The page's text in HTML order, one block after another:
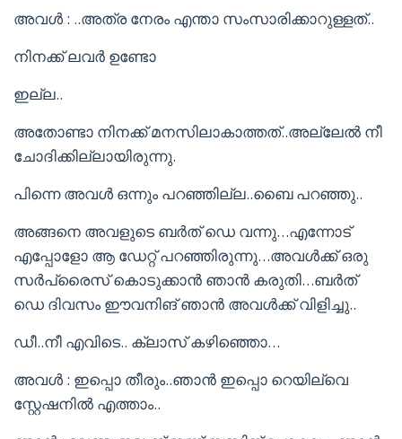
അവൾ : ..അത്ര നേരം എന്താ സംസാരിക്കാറുള്ളത്..
നിനക്ക് ലവർ ഉണ്ടോ
ഇല്ല..
അതോണ്ടാ നിനക്ക് മനസിലാകാത്തത്..അല്ലേൽ നീ
ചോദിക്കില്ലായിരുന്നു.
പിന്നെ അവൾ ഒന്നും പറഞ്ഞില്ല..ബൈ പറഞ്ഞു..
അങ്ങനെ അവളുടെ ബർത് ഡെ വന്നു…എന്നോട്
എപ്പോളോ ആ ഡേറ്റ് പറഞ്ഞിരുന്നു…അവൾക്ക് ഒരു
സർപ്രൈസ് കൊടുക്കാൻ ഞാൻ കരുതി…ബർത്
ഡെ ദിവസം ഈവനിങ് ഞാൻ അവൾക്ക് വിളിച്ചു..
ഡീ..നീ എവിടെ.. ക്ലാസ് കഴിഞ്ഞൊ…
അവൾ : ഇപ്പൊ തീരും..ഞാൻ ഇപ്പൊ റെയില്വെ
സ്റ്റേഷനിൽ എത്താം..